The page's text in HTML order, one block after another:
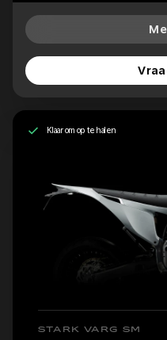
Klaar om op te halen
STARK VARG SM